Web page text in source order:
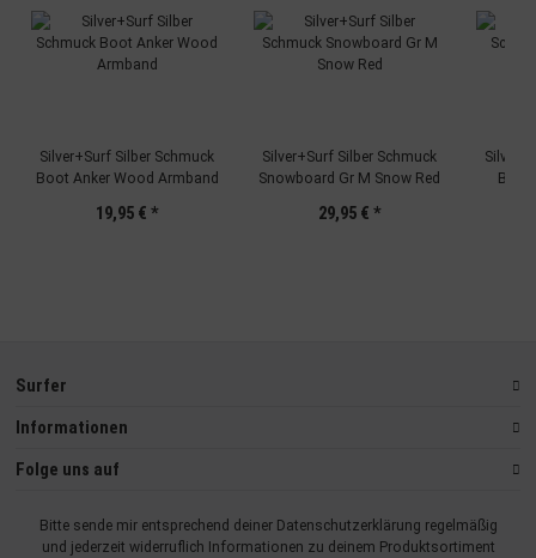
Silver+Surf Silber Schmuck
Boot Anker Wood Armband
19,95 € *
Silver+Surf Silber Schmuck
Snowboard Gr M Snow Red
29,95 € *
Boot
Surfer
Informationen
Folge uns auf
Bitte sende mir entsprechend deiner Datenschutzerklärung regelmäßig
und jederzeit widerruflich Informationen zu deinem Produktsortiment
Besondere Features:
Verwendung genauer Standortdaten
Endgeräteeigenschaften zur Identifikation aktiv abfragen